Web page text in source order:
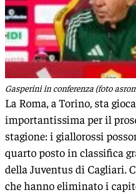
Gasperini in conferenza (foto
La Roma, a Torino, sta
importantissima per il
stagione: i giallorossi
quarto posto in classifica
della Juventus di Cagliari.
che hanno eliminato i